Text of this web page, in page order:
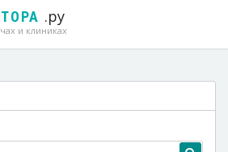
.ру
и клиниках